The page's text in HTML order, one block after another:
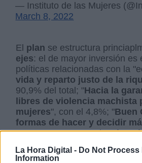
La Hora Digital - Do Not Process
Information
— Instituto de las Mujeres
March 8, 2022
El plan se estructura
ejes: el de mayor inversión es
políticas relacionadas con la "e
vida y reparto justo de la
90,9% del total; "Hacia la
libres de violencia machista
mujeres", con el 4,8%; "Buen
formas de hacer y decidir
con un 0,3%; y para los